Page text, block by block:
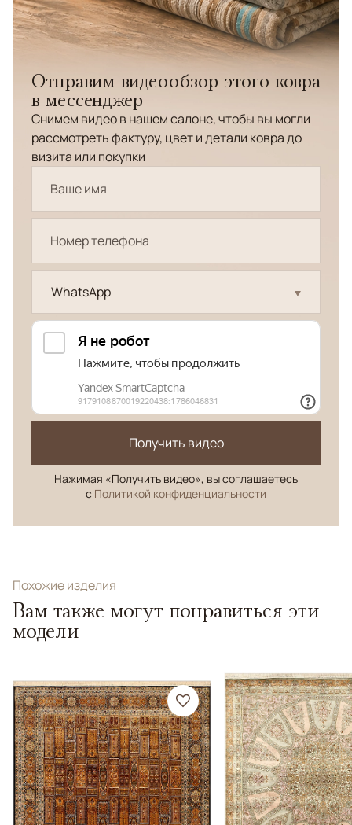
Отправим видеообзор этого ковра
в мессенджер
Снимем видео в нашем салоне, чтобы вы могли
рассмотреть фактуру, цвет и детали ковра до
визита или покупки
WhatsApp
Получить видео
Нажимая «Получить видео», вы соглашаетесь
с Политикой конфиденциальности
Похожие изделия
Вам также могут понравиться эти
модели